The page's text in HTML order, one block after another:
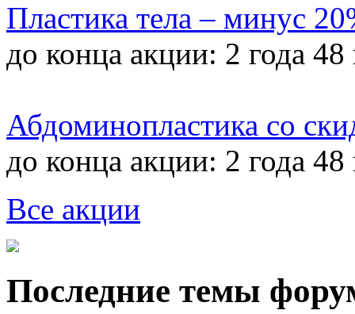
Пластика тела – минус
до конца акции: 2 года 48
Абдоминопластика со
до конца акции: 2 года 48
Все акции
Последние темы